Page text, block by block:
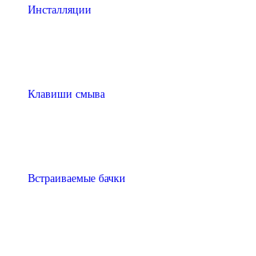
Инсталляции
Клавиши смыва
Встраиваемые бачки